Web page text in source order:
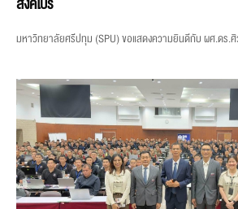
มหาวิทยาลัยศรีปทุม (SPU) ขอแสดงความยินดีกับ ผศ.ดร.